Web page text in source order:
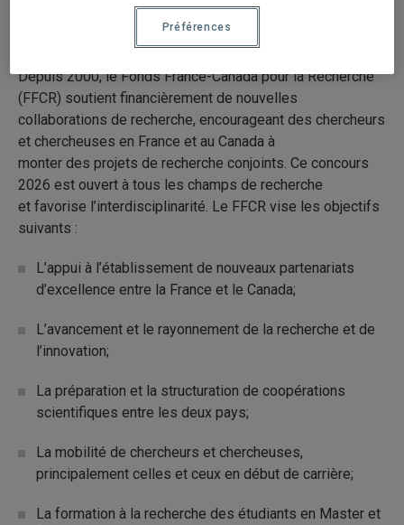
Description du programme
Depuis 2000, le Fonds France-Canada pour la Recherche
(FFCR) soutient financièrement de nouvelles
collaborations de recherche, encourageant des chercheurs
et chercheuses en France et au Canada à
monter des projets de recherche conjoints. Ce concours
2026 est ouvert à tous les champs de recherche
et favorise l’interdisciplinarité. Le FFCR vise les objectifs
suivants :
L’appui à l’établissement de nouveaux partenariats
d’excellence entre la France et le Canada;
L’avancement et le rayonnement de la recherche et de
l’innovation;
La préparation et la structuration de coopérations
scientifiques entre les deux pays;
La mobilité de chercheurs et chercheuses,
principalement celles et ceux en début de carrière;
La formation à la recherche des étudiants en Master et
Préférences